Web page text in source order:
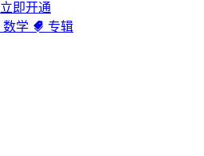
立即开通
数学 专辑